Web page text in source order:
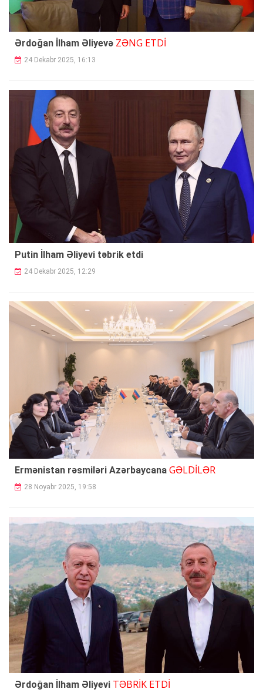
Ərdoğan İlham Əliyevə ZƏNG ETDİ
24 Dekabr 2025, 16:13
Putin İlham Əliyevi təbrik etdi
24 Dekabr 2025, 12:29
Ermənistan rəsmiləri Azərbaycana GƏLDİLƏR
28 Noyabr 2025, 19:58
Ərdoğan İlham Əliyevi TƏBRİK ETDİ